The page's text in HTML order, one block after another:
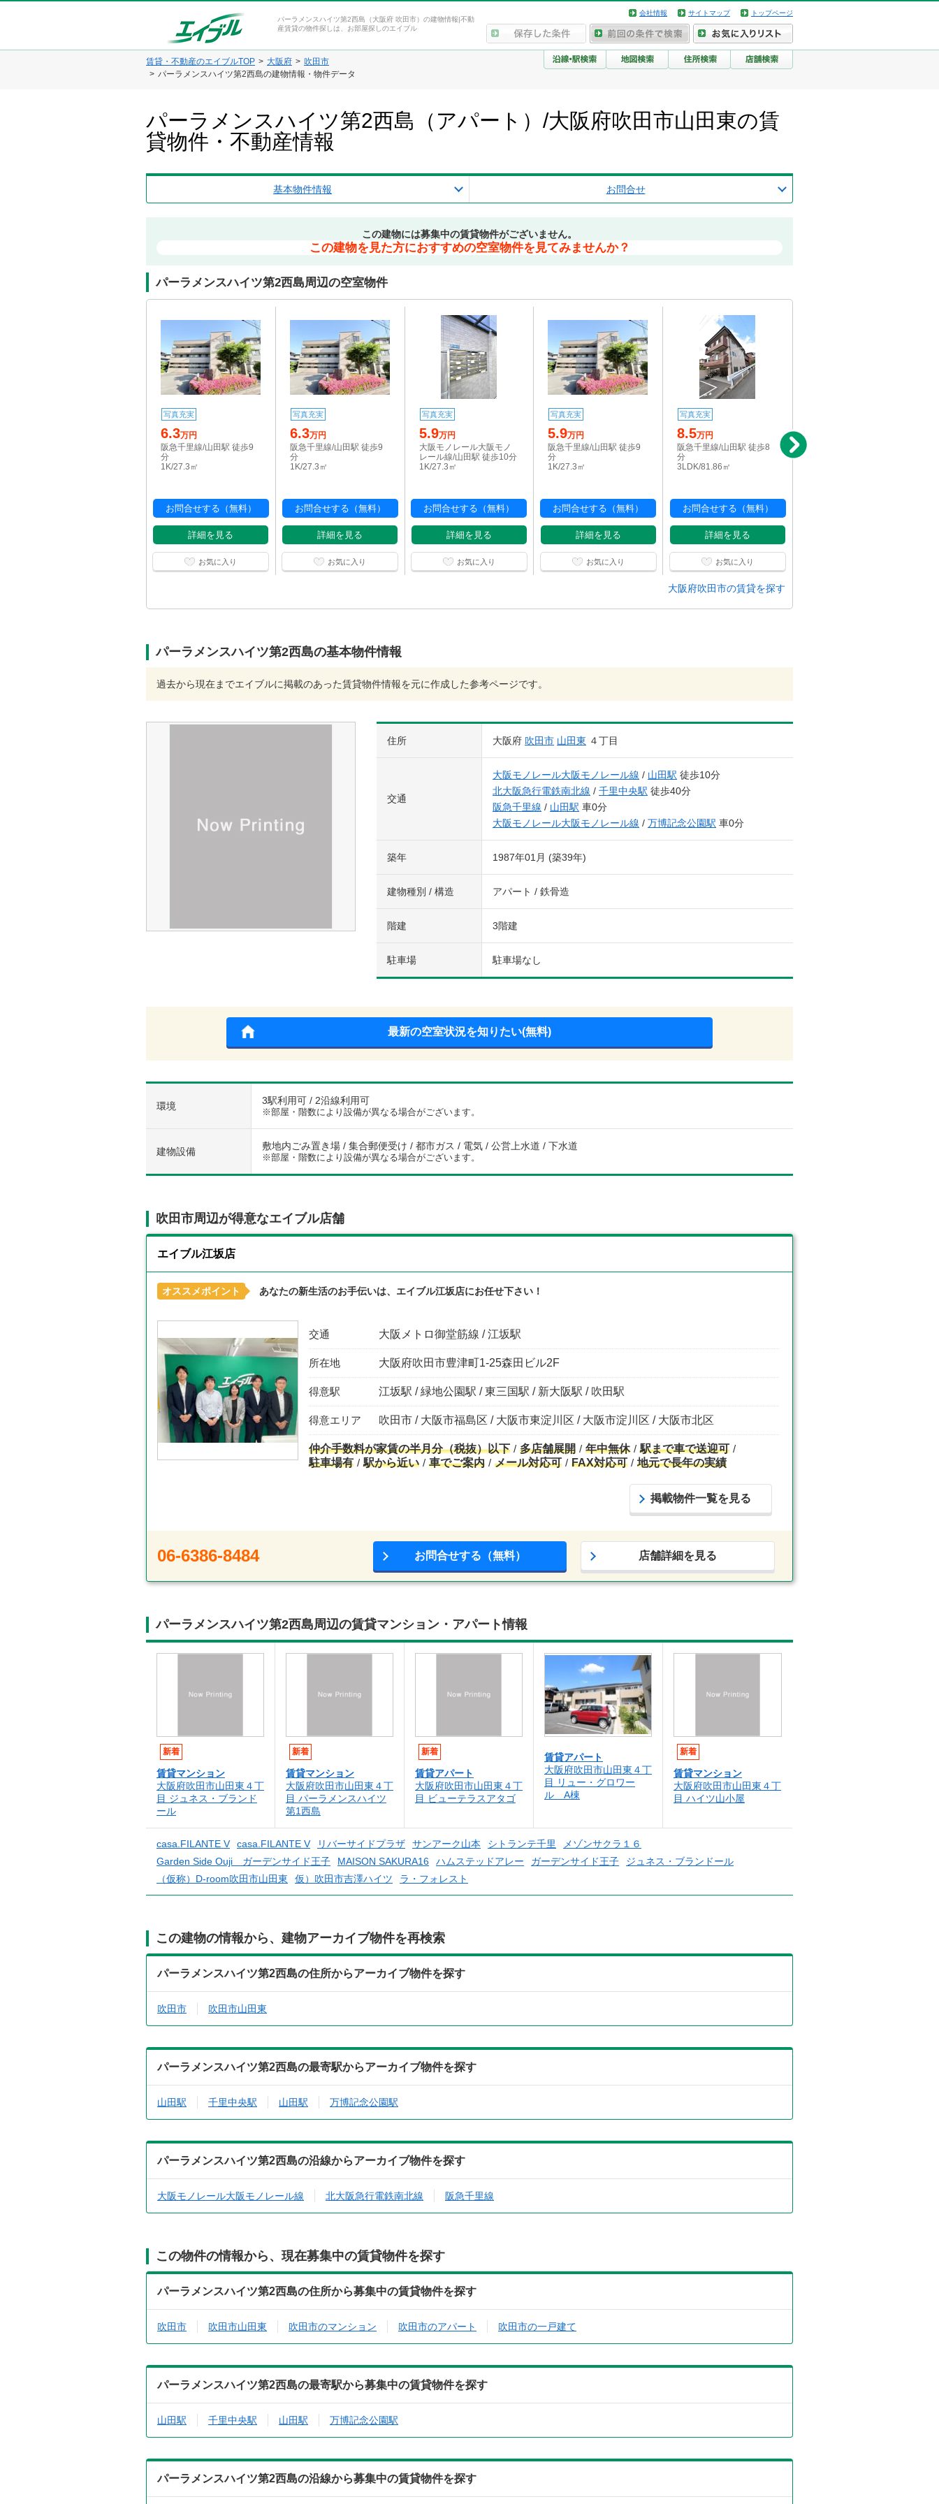
パーラメンスハイツ第2西島（大阪府 吹田市）の建物情報|不動
産賃貸の物件探しは、お部屋探しのエイブル
会社情報 サイトマップ トップページ
賃貸・不動産のエイブルTOP 大阪府
吹田市
パーラメンスハイツ第2西島の建物情報・物件データ
パーラメンスハイツ第2西島（アパート）/大阪府吹田市山田東の賃
貸物件・不動産情報
基本物件情報 お問合せ
この建物には募集中の賃貸物件がございません。
この建物を見た方におすすめの空室物件を見てみませんか？
パーラメンスハイツ第2西島周辺の空室物件
写真充実
6.3万円
阪急千里線/山田駅 徒歩9
分
1K/27.3㎡
お問合せする（無料）
詳細を見る
お気に入り
写真充実
6.3万円
阪急千里線/山田駅 徒歩9
分
1K/27.3㎡
お問合せする（無料）
詳細を見る
お気に入り
写真充実
5.9万円
大阪モノレール大阪モノ
レール線/山田駅 徒歩10分
1K/27.3㎡
お問合せする（無料）
詳細を見る
お気に入り
写真充実
5.9万円
阪急千里線/山田駅 徒歩9
分
1K/27.3㎡
お問合せする（無料）
詳細を見る
お気に入り
写真充実
8.5万円
阪急千里線/山田駅 徒歩8
分
3LDK/81.86㎡
お問合せする（無料）
詳細を見る
お気に入り
阪急千里線/山田駅 徒歩8
大阪府吹田市の賃貸を探す
パーラメンスハイツ第2西島の基本物件情報
過去から現在までエイブルに掲載のあった賃貸物件情報を元に作成した参考ページです。
住所 大阪府 吹田市 山田東 ４丁目
交通
大阪モノレール大阪モノレール線 / 山田駅 徒歩10分
北大阪急行電鉄南北線 / 千里中央駅 徒歩40分
阪急千里線 / 山田駅 車0分
大阪モノレール大阪モノレール線 / 万博記念公園駅 車0分
築年 1987年01月 (築39年)
建物種別 / 構造 アパート / 鉄骨造
階建 3階建
駐車場 駐車場なし
最新の空室状況を知りたい(無料)
環境 3駅利用可 / 2沿線利用可
※部屋・階数により設備が異なる場合がございます。
建物設備 敷地内ごみ置き場 / 集合郵便受け / 都市ガス / 電気 / 公営上水道 / 下水道
※部屋・階数により設備が異なる場合がございます。
吹田市周辺が得意なエイブル店舗
エイブル江坂店
オススメポイント あなたの新生活のお手伝いは、エイブル江坂店にお任せ下さい！
交通 大阪メトロ御堂筋線 / 江坂駅
所在地 大阪府吹田市豊津町1-25森田ビル2F
得意駅 江坂駅 / 緑地公園駅 / 東三国駅 / 新大阪駅 / 吹田駅
得意エリア 吹田市 / 大阪市福島区 / 大阪市東淀川区 / 大阪市淀川区 / 大阪市北区
仲介手数料が家賃の半月分（税抜）以下 多店舗展開 年中無休
駅まで車で送迎可
駐車場有
駅から近い 車でご案内 メール対応可 FAX対応可 地元で長年の実績
掲載物件一覧を見る
06-6386-8484 お問合せする（無料） 店舗詳細を見る
パーラメンスハイツ第2西島周辺の賃貸マンション・アパート情報
新着
賃貸マンション
大阪府吹田市山田東４丁
目 ジュネス・ブランド
ール
新着
賃貸マンション
大阪府吹田市山田東４丁
目 パーラメンスハイツ
第1西島
新着
賃貸アパート
大阪府吹田市山田東４丁
目 ビューテラスアタゴ
賃貸アパート
大阪府吹田市山田東４丁
目 リュー・グロワー
ル A棟
新着
賃貸マンション
大阪府吹田市山田東４丁
目 ハイツ山小屋
casa.FILANTE V casa.FILANTE V リバーサイドプラザ サンアーク山本 シトランテ千里
メゾンサクラ１６
Garden Side Ouji ガーデンサイド王子
MAISON SAKURA16 ハムステッドアレー ガーデンサイド王子
ジュネス・ブランドール
（仮称）D-room吹田市山田東
仮）吹田市吉澤ハイツ ラ・フォレスト
この建物の情報から、建物アーカイブ物件を再検索
パーラメンスハイツ第2西島の住所からアーカイブ物件を探す
吹田市 吹田市山田東
パーラメンスハイツ第2西島の最寄駅からアーカイブ物件を探す
山田駅 千里中央駅 山田駅 万博記念公園駅
パーラメンスハイツ第2西島の沿線からアーカイブ物件を探す
大阪モノレール大阪モノレール線 北大阪急行電鉄南北線 阪急千里線
この物件の情報から、現在募集中の賃貸物件を探す
パーラメンスハイツ第2西島の住所から募集中の賃貸物件を探す
吹田市 吹田市山田東 吹田市のマンション 吹田市のアパート 吹田市の一戸建て
パーラメンスハイツ第2西島の最寄駅から募集中の賃貸物件を探す
山田駅 千里中央駅 山田駅 万博記念公園駅
パーラメンスハイツ第2西島の沿線から募集中の賃貸物件を探す